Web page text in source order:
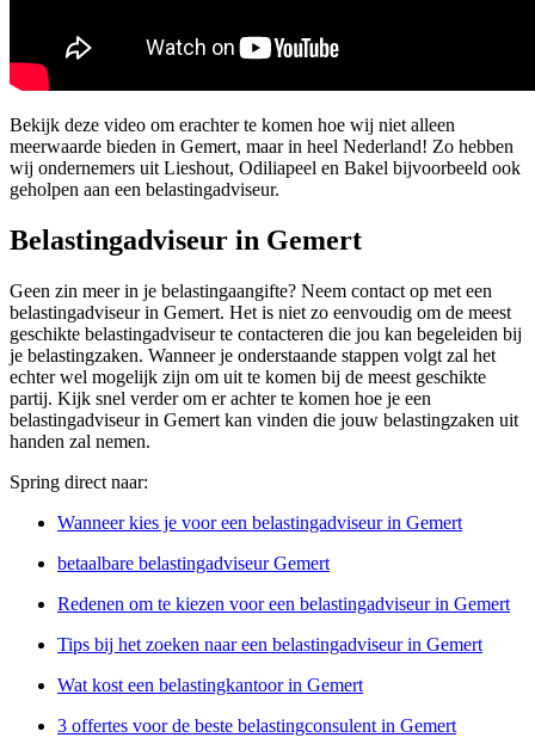
Bekijk deze video om erachter te komen hoe wij niet alleen
meerwaarde bieden in Gemert, maar in heel Nederland! Zo hebben
wij ondernemers uit Lieshout, Odiliapeel en Bakel bijvoorbeeld ook
geholpen aan een belastingadviseur.
Belastingadviseur in Gemert
Geen zin meer in je belastingaangifte? Neem contact op met een
belastingadviseur in Gemert. Het is niet zo eenvoudig om de meest
geschikte belastingadviseur te contacteren die jou kan begeleiden bij
je belastingzaken. Wanneer je onderstaande stappen volgt zal het
echter wel mogelijk zijn om uit te komen bij de meest geschikte
partij. Kijk snel verder om er achter te komen hoe je een
belastingadviseur in Gemert kan vinden die jouw belastingzaken uit
handen zal nemen.
Spring direct naar:
Wanneer kies je voor een belastingadviseur in Gemert
betaalbare belastingadviseur Gemert
Redenen om te kiezen voor een belastingadviseur in Gemert
Tips bij het zoeken naar een belastingadviseur in Gemert
Wat kost een belastingkantoor in Gemert
3 offertes voor de beste belastingconsulent in Gemert